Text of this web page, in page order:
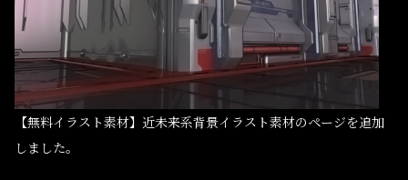
【無料イラスト素材】近未来系背景イラスト素材のページを追加
しました。